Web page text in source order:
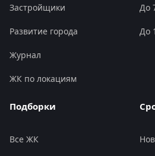
Застройщики
Развитие города
Журнал
ЖК по локациям
До
До
Подборки
Все ЖК